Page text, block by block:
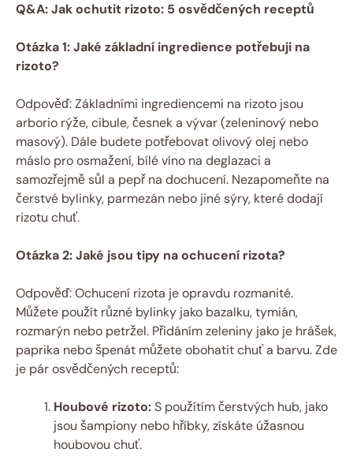
Q&A: Jak ochutit rizoto: 5 osvědčených receptů
Otázka 1: Jaké základní ingredience potřebuji na
rizoto?
Odpověď: Základními ingrediencemi na rizoto jsou
arborio rýže, cibule, česnek a vývar (zeleninový nebo
masový). Dále budete potřebovat olivový olej nebo
máslo pro osmažení, bílé víno na deglazaci a
samozřejmě sůl a pepř na dochucení. Nezapomeňte na
čerstvé bylinky, parmezán nebo jiné sýry, které dodají
rizotu chuť.
Otázka 2: Jaké jsou tipy na ochucení rizota?
Odpověď: Ochucení rizota je opravdu rozmanité.
Můžete použít různé bylinky jako bazalku, tymián,
rozmarýn nebo petržel. Přidáním zeleniny jako je hrášek,
paprika nebo špenát můžete obohatit chuť a barvu. Zde
je pár osvědčených receptů:
Houbové rizoto:S použítím čerstvých hub, jako
jsou šampiony nebo hříbky, získáte úžasnou
houbovou chuť.